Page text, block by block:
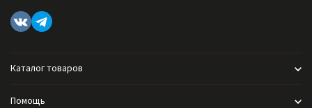
Каталог товаров
Помощь